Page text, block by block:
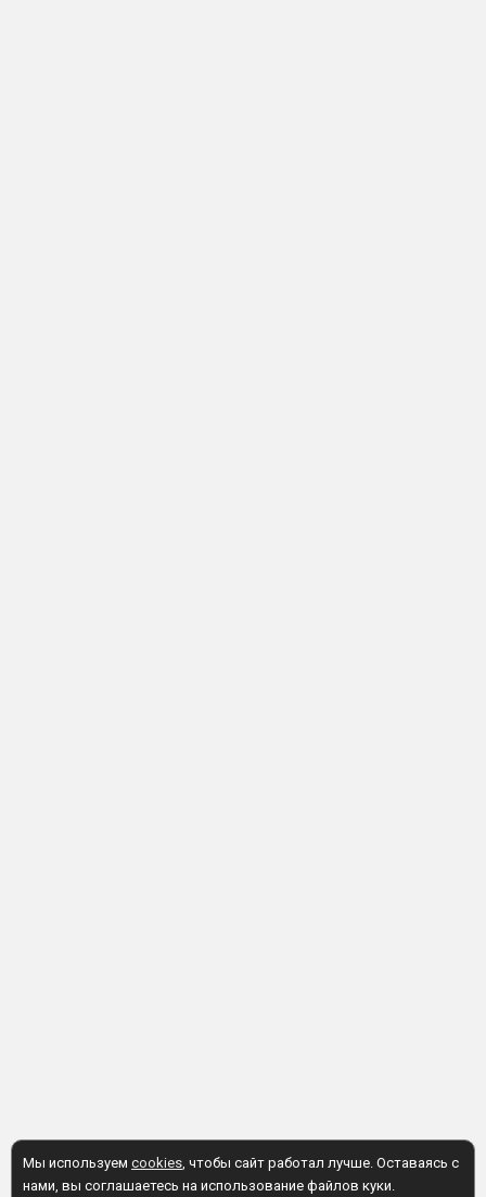
Мы используем cookies, чтобы сайт работал лучше. Оставаясь с
нами, вы соглашаетесь на использование файлов куки.